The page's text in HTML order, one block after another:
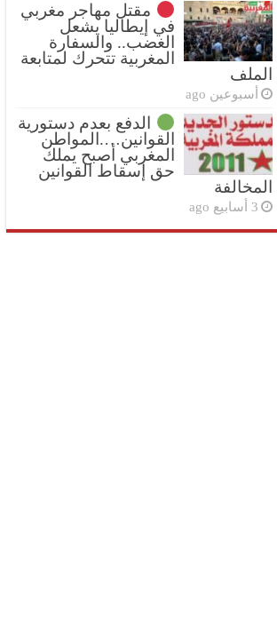
مقتل مهاجر مغربي
في إيطاليا يشعل
الغضب.. والسفارة
المغربية تتحرك لمتابعة
الملف
أسبوعين ago
الدفع بعدم دستورية
القوانين….المواطن
المغربي أصبح يملك
حق إسقاط القوانين
المخالفة
3 أسابيع ago